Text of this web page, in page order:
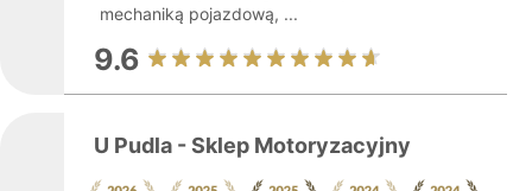
mechaniką pojazdową, ...
9.6
U Pudla - Sklep Motoryzacyjny